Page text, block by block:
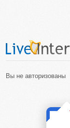
Вы не авторизованы